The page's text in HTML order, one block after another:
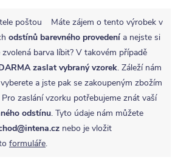
Máte zájem o tento výrobek v
odstínů barevného provedení a nejste si
barva líbit? V takovém případě
zaslat vybraný vzorek. Záleží nám
a jste pak se zakoupeným zbožím
zaslání vzorku potřebujeme znát vaší
odstínu. Tyto údaje nám můžete
nebo je vložit
formuláře.